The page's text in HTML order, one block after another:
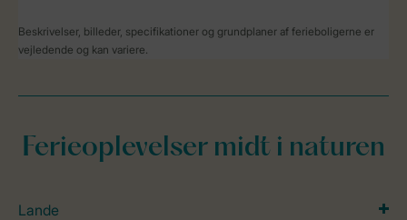
Beskrivelser, billeder, specifikationer og grundplaner af ferieboligerne er
vejledende og kan variere.
Ferieoplevelser midt i naturen
Lande